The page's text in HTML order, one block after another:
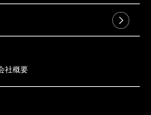
社概要